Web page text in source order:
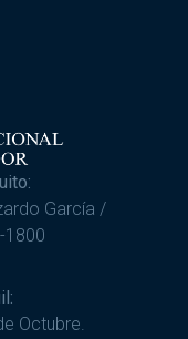
García /
1800
Octubre.